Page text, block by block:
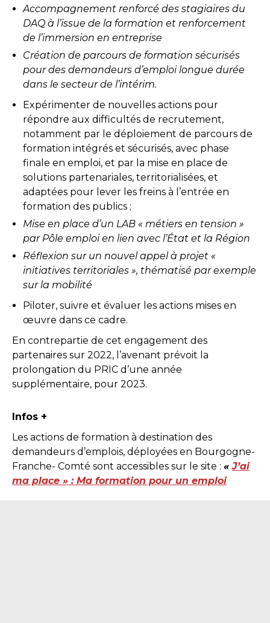
Accompagnement renforcé des stagiaires du
DAQ à l’issue de la formation et renforcement
de l’immersion en entreprise
Création de parcours de formation sécurisés
pour des demandeurs d’emploi longue durée
dans le secteur de l’intérim.
Expérimenter de nouvelles actions pour
répondre aux difficultés de recrutement,
notamment par le déploiement de parcours de
formation intégrés et sécurisés, avec phase
finale en emploi, et par la mise en place de
solutions partenariales, territorialisées, et
adaptées pour lever les freins à l’entrée en
formation des publics ;
Mise en place d’un LAB « métiers en tension »
par Pôle emploi en lien avec l’État et la Région
Réflexion sur un nouvel appel à projet «
initiatives territoriales », thématisé par exemple
sur la mobilité
Piloter, suivre et évaluer les actions mises en
œuvre dans ce cadre.
En contrepartie de cet engagement des
partenaires sur 2022, l’avenant prévoit la
prolongation du PRIC d’une année
supplémentaire, pour 2023.
Infos +
Les actions de formation à destination des
demandeurs d’emplois, déployées en Bourgogne-
Franche- Comté sont accessibles sur le site : «J’ai
ma place » : Ma formation pour un emploi